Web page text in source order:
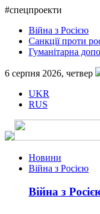
#спецпроекти
Війна з Росією
Санкції проти
Гуманітарна
6 серпня 2026, четвер
UKR
RUS
Новини
Війна з Росією
Війна з